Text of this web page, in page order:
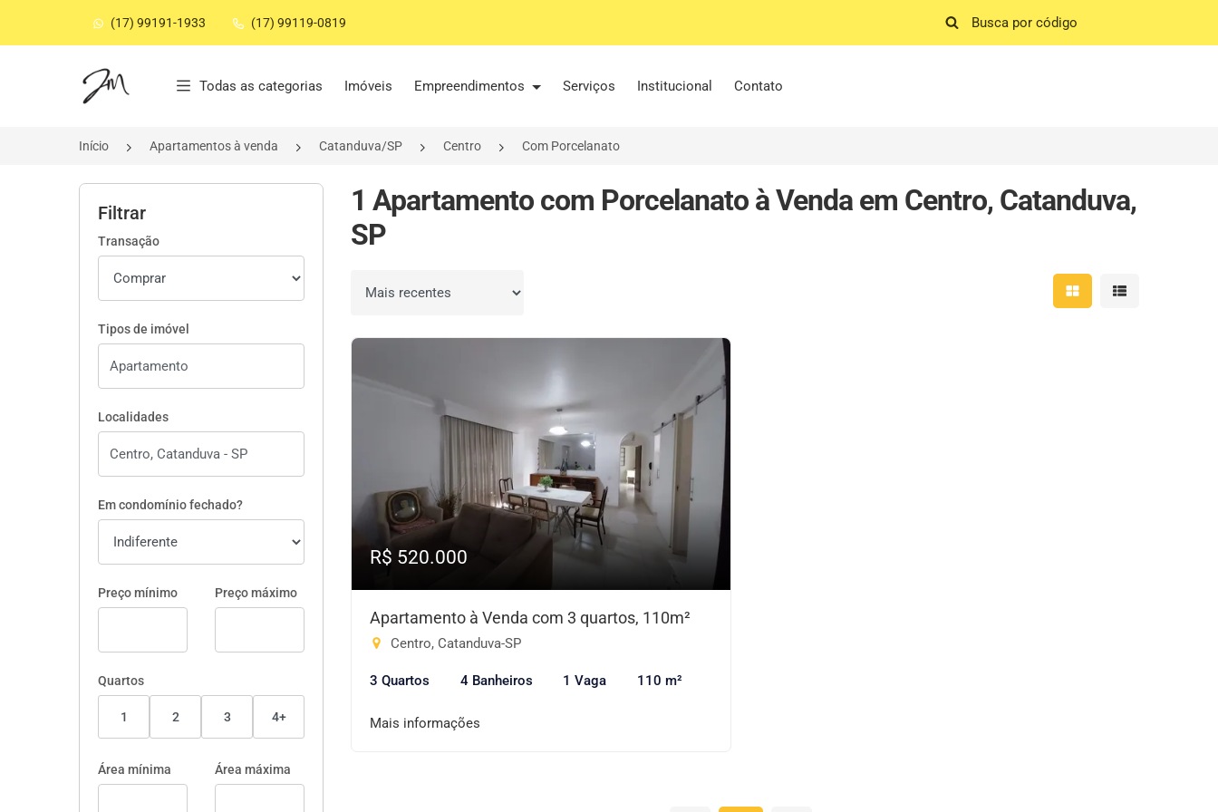
(17) 99191-1933 (17) 99119-0819
Página inicial
Todas as categorias Imóveis Empreendimentos Serviços Institucional Contato
Início Apartamentos à venda Catanduva/SP Centro Com Porcelanato
Filtrar
Transação
Tipos de imóvel
Localidades
Em condomínio fechado?
Preço mínimo Preço máximo
Quartos
1 2 3 4+
Área mínima Área máxima
1 Apartamento com Porcelanato à Venda em Centro, Catanduva,
SP
Ordenar por Mostrar resultados em
Mostrar
R$ 520.000
Apartamento à Venda com 3 quartos, 110m²
Centro, Catanduva-SP
3 Quartos 4 Banheiros 1 Vaga 110 m²
Mais informações